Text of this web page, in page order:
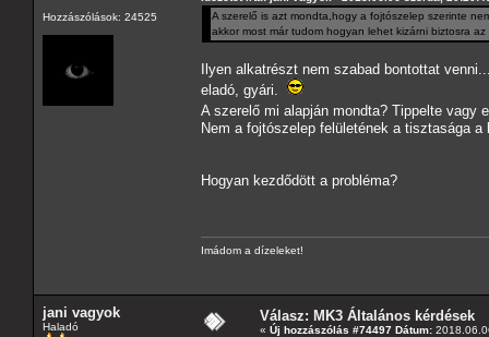
Hozzászólások: 24525
A szerelő is azt mondta,hogy a fojtószelep szerinte
akkor most már tudom hogyan lehet kizárni biztosra
Ilyen alkatrészt nem szabad bontottat
eladó, gyári.
A szerelő mi alapján mondta? Tippelte
Nem a fojtószelep felületének a tisztasága
Hogyan kezdődött a probléma?
Imádom a dízeleket!
jani vagyok
Haladó
Válasz: MK3 Általános kérdések
« Új hozzászólás #74497 Dátum: